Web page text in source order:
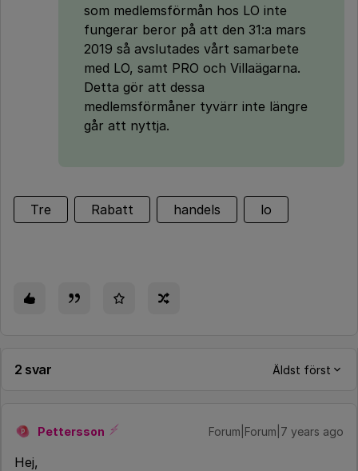
som medlemsförmån hos LO inte
fungerar beror på att den 31:a mars
2019 så avslutades vårt samarbete
med LO, samt PRO och Villaägarna.
Detta gör att dessa
medlemsförmåner tyvärr inte längre
går att nyttja.
Tre Rabatt handels lo
2 svar Äldst först
P Pettersson Forum|Forum|7 years ago
Hej,